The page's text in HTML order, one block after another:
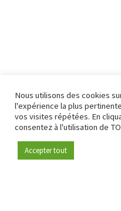
Devenez membre
Nous utilisons des cookies
l'expérience la plus
vos visites répétées. En
consentez à l'utilisation de
Accepter tout